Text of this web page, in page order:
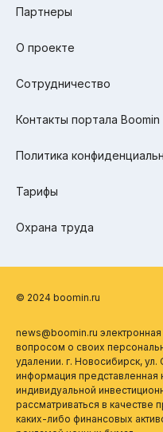
Партнеры
О проекте
Сотрудничество
Контакты портала Boomin
Политика
Тарифы
Охрана труда
© 2024 boomin.ru
news@boomin.ru
вопросом о своих
удалении. г. Новосибирск,
информация представленная
индивидуальной
рассматриваться в
каких-либо финансовых